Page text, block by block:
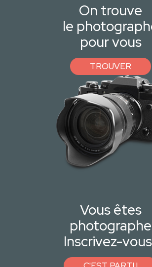
On trouve
le
pour vous
TROUVER
Vous êtes
photographe
Inscrivez-